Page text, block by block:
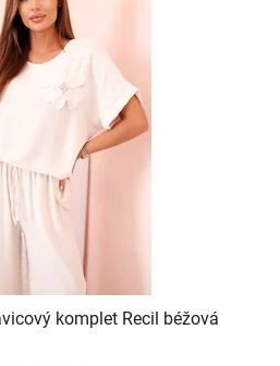
komplet Recil béžová